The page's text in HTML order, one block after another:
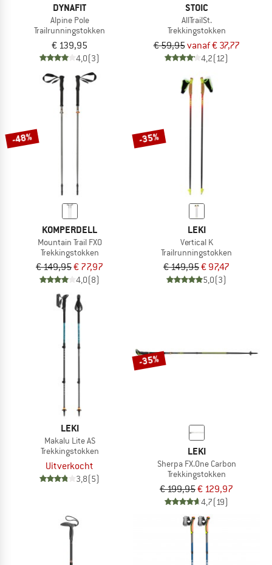
DYNAFIT
Alpine Pole
Trailrunningstokken
€ 139,95
4,0(3)
STOIC
AllTrailSt.
Trekkingstokken
€ 59,95vanaf € 37,77
4,2(12)
-48%
KOMPERDELL
Mountain Trail FXO
Trekkingstokken
€ 149,95€ 77,97
4,0(8)
-35%
LEKI
Vertical K
Trailrunningstokken
€ 149,95€ 97,47
5,0(3)
LEKI
Makalu Lite AS
Trekkingstokken
Uitverkocht
3,8(5)
-35%
LEKI
Sherpa FX.One Carbon
Trekkingstokken
€ 199,95€ 129,97
4,7(19)